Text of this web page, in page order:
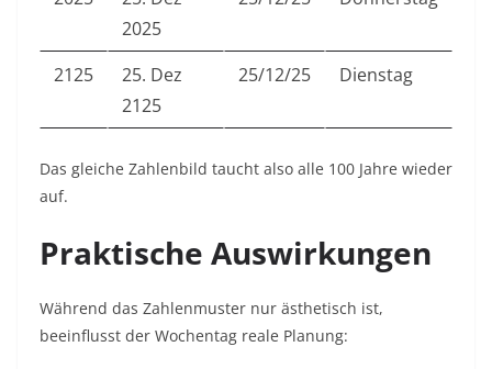
2025
2125
25. Dez
2125
25/12/25 Dienstag
Das gleiche Zahlenbild taucht also alle 100 Jahre wieder
auf.
Praktische Auswirkungen
Während das Zahlenmuster nur ästhetisch ist,
beeinflusst der Wochentag reale Planung: